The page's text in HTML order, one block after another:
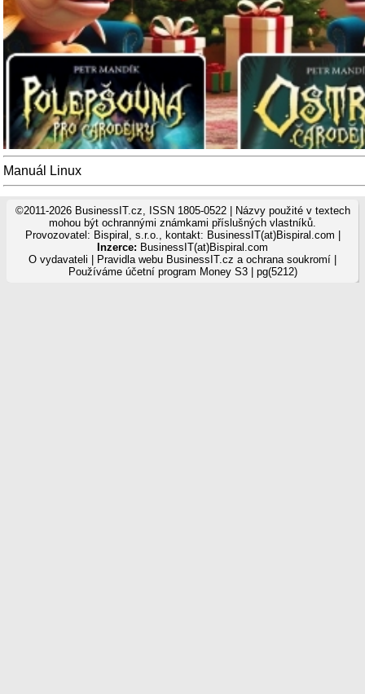
Manuál Linux
©2011-2026 BusinessIT.cz, ISSN 1805-0522 | Názvy použité v textech
mohou být ochrannými známkami příslušných vlastníků.
Provozovatel: Bispiral, s.r.o., kontakt: BusinessIT(at)Bispiral.com |
Inzerce: BusinessIT(at)Bispiral.com
O vydavateli
Pravidla webu BusinessIT.cz a ochrana soukromí
Používáme účetní program Money S3| pg(5212)